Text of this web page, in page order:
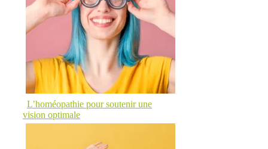
L’homéopathie pour soutenir une
vision optimale